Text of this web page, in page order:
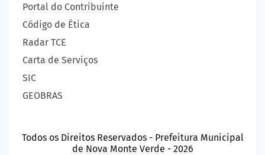
Portal do Contribuinte
Código de Ética
Radar TCE
Carta de Serviços
SIC
GEOBRAS
Todos os Direitos Reservados - Prefeitura Municipal
de Nova Monte Verde - 2026